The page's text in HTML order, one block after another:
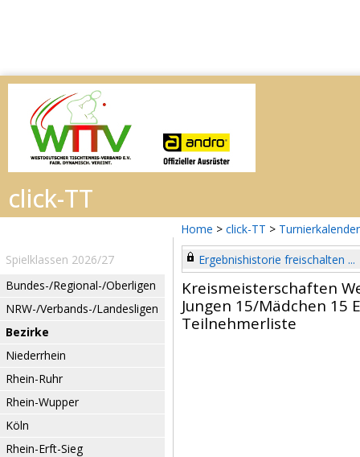
Home > click-TT > Turnierkalender
Spielklassen 2026/27
Bundes-/Regional-/Oberligen
NRW-/Verbands-/Landesligen
Bezirke
Niederrhein
Rhein-Ruhr
Rhein-Wupper
Köln
Rhein-Erft-Sieg
Ergebnishistorie freischalten ...
Kreismeisterschaften
Jungen 15/Mädchen 15
Teilnehmerliste